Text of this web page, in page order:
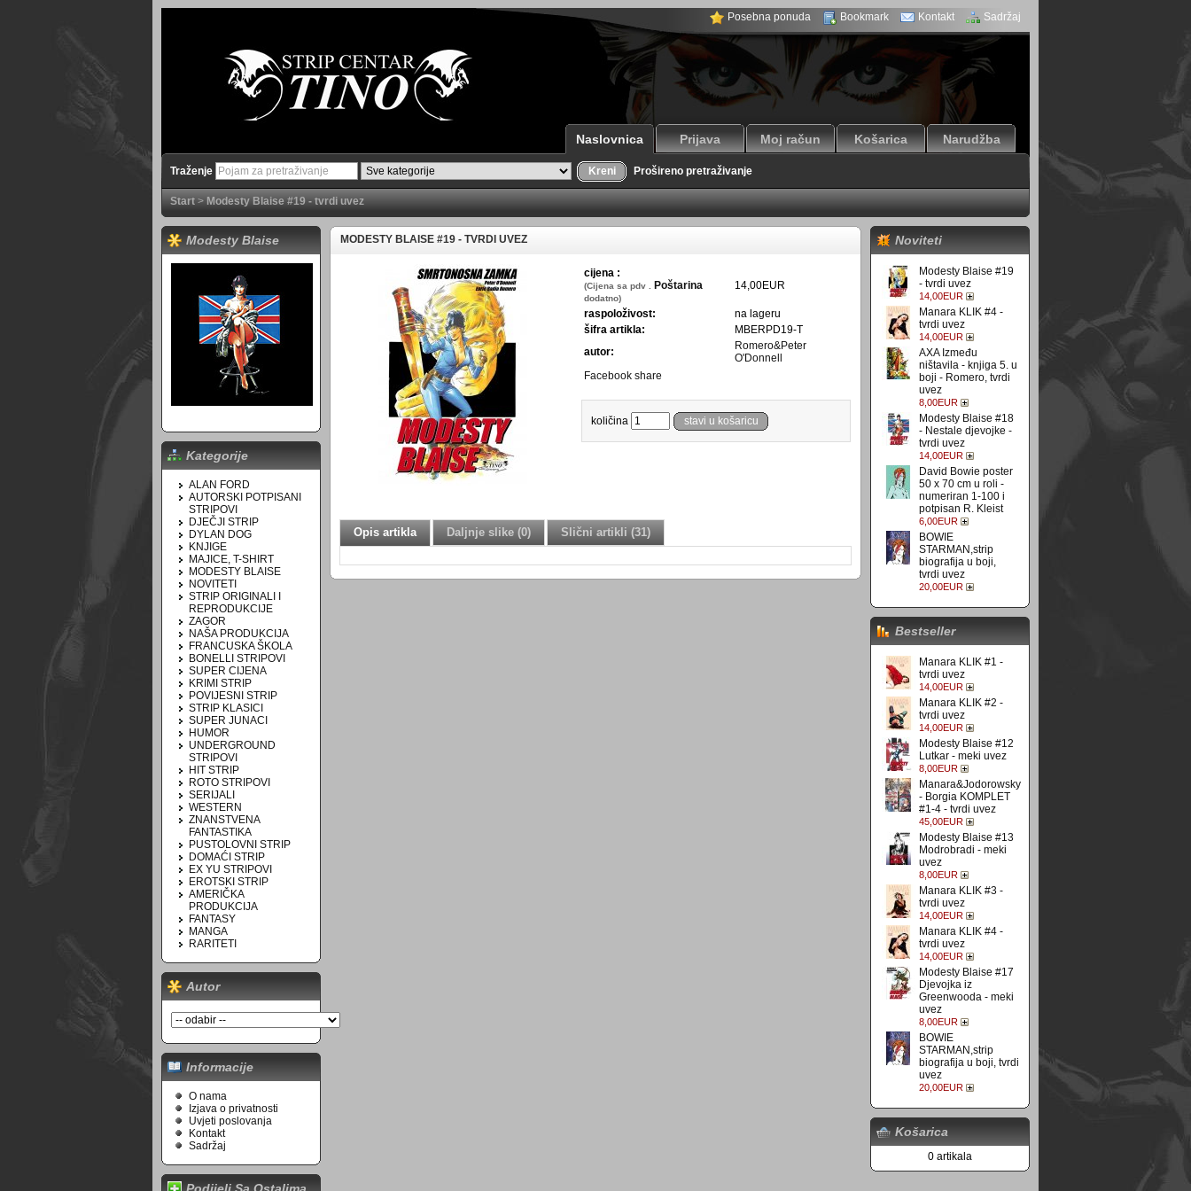
Posebna ponuda Bookmark Kontakt Sadržaj
Naslovnica Prijava Moj račun Košarica Narudžba
Traženje Kreni Prošireno pretraživanje
Start > Modesty Blaise #19 - tvrdi uvez
Modesty Blaise
Kategorije
ALAN FORD
AUTORSKI POTPISANI
STRIPOVI
DJEČJI STRIP
DYLAN DOG
KNJIGE
MAJICE, T-SHIRT
MODESTY BLAISE
NOVITETI
STRIP ORIGINALI I
REPRODUKCIJE
ZAGOR
NAŠA PRODUKCIJA
FRANCUSKA ŠKOLA
BONELLI STRIPOVI
SUPER CIJENA
KRIMI STRIP
POVIJESNI STRIP
STRIP KLASICI
SUPER JUNACI
HUMOR
UNDERGROUND
STRIPOVI
HIT STRIP
ROTO STRIPOVI
SERIJALI
WESTERN
ZNANSTVENA
FANTASTIKA
PUSTOLOVNI STRIP
DOMAĆI STRIP
EX YU STRIPOVI
EROTSKI STRIP
AMERIČKA
PRODUKCIJA
FANTASY
MANGA
RARITETI
Autor
Informacije
O nama
Izjava o privatnosti
Uvjeti poslovanja
Kontakt
Sadržaj
Noviteti
Modesty Blaise #19
- tvrdi uvez
14,00EUR
Manara KLIK #4 -
tvrdi uvez
14,00EUR
AXA Između
ništavila - knjiga 5. u
boji - Romero, tvrdi
uvez
8,00EUR
Modesty Blaise #18
- Nestale djevojke -
tvrdi uvez
14,00EUR
David Bowie poster
50 x 70 cm u roli -
numeriran 1-100 i
potpisan R. Kleist
6,00EUR
BOWIE
STARMAN,strip
biografija u boji,
tvrdi uvez
20,00EUR
Bestseller
Manara KLIK #1 -
tvrdi uvez
14,00EUR
Manara KLIK #2 -
tvrdi uvez
14,00EUR
Modesty Blaise #12
Lutkar - meki uvez
8,00EUR
Manara&Jodorowsky
- Borgia KOMPLET
#1-4 - tvrdi uvez
45,00EUR
Modesty Blaise #13
Modrobradi - meki
uvez
8,00EUR
Manara KLIK #3 -
tvrdi uvez
14,00EUR
Manara KLIK #4 -
tvrdi uvez
14,00EUR
Modesty Blaise #17
Djevojka iz
Greenwooda - meki
uvez
8,00EUR
BOWIE
STARMAN,strip
biografija u boji, tvrdi
uvez
20,00EUR
Košarica
0 artikala
MODESTY BLAISE #19 - TVRDI UVEZ
cijena :
(Cijena sa pdv . Poštarina
dodatno)
14,00EUR
raspoloživost:
na lageru
šifra artikla:
MBERPD19-T
autor:
Romero&Peter
O'Donnell
Facebook share
količina stavi u košaricu
Opis artikla Daljnje slike (0) Slični artikli (31)